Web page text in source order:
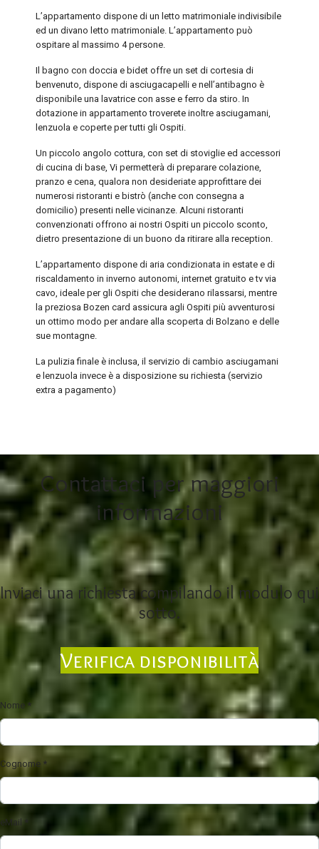
L’appartamento dispone di un letto matrimoniale indivisibile
ed un divano letto matrimoniale. L’appartamento può
ospitare al massimo 4 persone.
Il bagno con doccia e bidet offre un set di cortesia di
benvenuto, dispone di asciugacapelli e nell’antibagno è
disponibile una lavatrice con asse e ferro da stiro. In
dotazione in appartamento troverete inoltre asciugamani,
lenzuola e coperte per tutti gli Ospiti.
Un piccolo angolo cottura, con set di stoviglie ed accessori
di cucina di base, Vi permetterà di preparare colazione,
pranzo e cena, qualora non desideriate approfittare dei
numerosi ristoranti e bistrò (anche con consegna a
domicilio) presenti nelle vicinanze. Alcuni ristoranti
convenzionati offrono ai nostri Ospiti un piccolo sconto,
dietro presentazione di un buono da ritirare alla reception.
L’appartamento dispone di aria condizionata in estate e di
riscaldamento in inverno autonomi, internet gratuito e tv via
cavo, ideale per gli Ospiti che desiderano rilassarsi, mentre
la preziosa Bozen card assicura agli Ospiti più avventurosi
un ottimo modo per andare alla scoperta di Bolzano e delle
sue montagne.
La pulizia finale è inclusa, il servizio di cambio asciugamani
e lenzuola invece è a disposizione su richiesta (servizio
extra a pagamento)
Contattaci per maggiori
informazioni
Inviaci una richiesta compilando il modulo qui
sotto.
Verifica disponibilità
Nome *
Cognome *
eMail